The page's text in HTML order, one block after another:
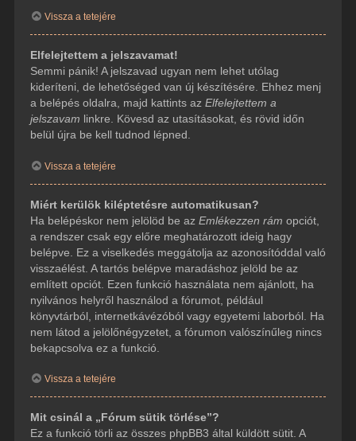
Vissza a tetejére
Elfelejtettem a jelszavamat!
Semmi pánik! A jelszavad ugyan nem lehet utólag
kideríteni, de lehetőséged van új készítésére. Ehhez menj
a belépés oldalra, majd kattints az Elfelejtettem a
jelszavam linkre. Kövesd az utasításokat, és rövid időn
belül újra be kell tudnod lépned.
Vissza a tetejére
Miért kerülök kiléptetésre automatikusan?
Ha belépéskor nem jelölöd be az Emlékezzen rám opciót,
a rendszer csak egy előre meghatározott ideig hagy
belépve. Ez a viselkedés meggátolja az azonosítóddal való
visszaélést. A tartós belépve maradáshoz jelöld be az
említett opciót. Ezen funkció használata nem ajánlott, ha
nyilvános helyről használod a fórumot, például
könyvtárból, internetkávézóból vagy egyetemi laborból. Ha
nem látod a jelölőnégyzetet, a fórumon valószínűleg nincs
bekapcsolva ez a funkció.
Vissza a tetejére
Mit csinál a „Fórum sütik törlése”?
Ez a funkció törli az összes phpBB3 által küldött sütit. A